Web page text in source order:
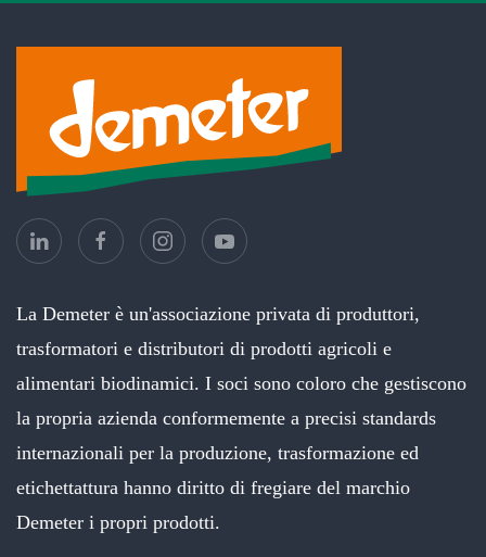
La Demeter è un'associazione privata di produttori,
trasformatori e distributori di prodotti agricoli e
alimentari biodinamici. I soci sono coloro che gestiscono
la propria azienda conformemente a precisi standards
internazionali per la produzione, trasformazione ed
etichettattura hanno diritto di fregiare del marchio
Demeter i propri prodotti.